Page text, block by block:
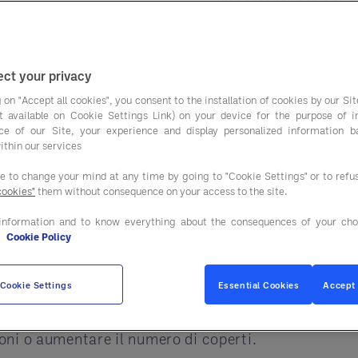
lavorare sul valore di ogni tavolo è una leva
, analizziamo cosa funziona davvero e
per aumentare lo scontrino medio,
e perché incide sulla
ogni cliente o tavolo all’interno del ristorante
.
fatturato.
più ricavi a parità di clienti
. Questo
o aumentare il numero di coperti.
your privacy
"Accept all cookies", you consent to the installation of cookies by our
available on Cookie Settings Link) on your device for the purpose of
of our Site, your experience and display personalized information
our services
to change your mind at any time by going to "Cookie Settings" or to
them without consequence on your access to the site.
and to know everything about the consequences of your
Cookie Policy
Cookie Settings Essential Cookies Accept